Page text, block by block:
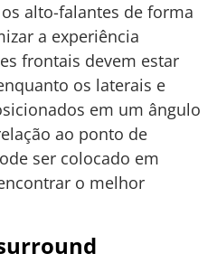
alto-falantes de forma
a experiência
frontais devem estar
os laterais e
em um ângulo
ao ponto de
ser colocado em
o melhor